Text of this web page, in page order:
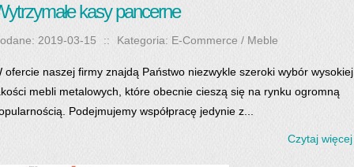
kasy pancerne
2019-03-15 :: Kategoria: E-Commerce / Meble
ofercie naszej firmy znajdą Państwo niezwykle szeroki wybór wysokiej
mebli metalowych, które obecnie cieszą się na rynku ogromną
Podejmujemy współpracę jedynie z...
Czytaj